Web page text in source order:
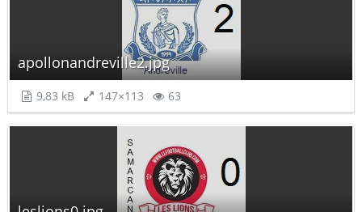
apollonandreville2.jpg
9,83 kB 147×113 63